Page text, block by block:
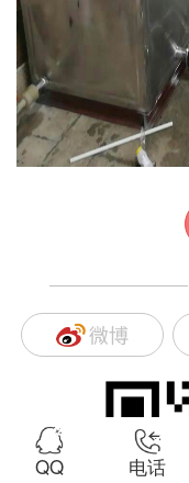
—————————
QQ 电话